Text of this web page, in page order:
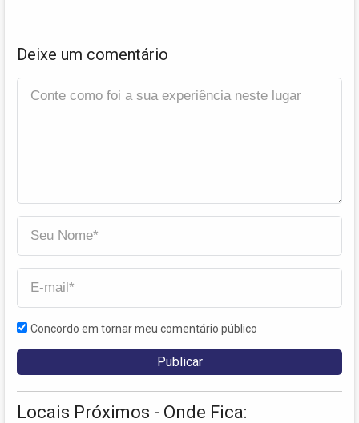
Deixe um comentário
Concordo em tornar meu comentário público
Locais Próximos - Onde Fica: